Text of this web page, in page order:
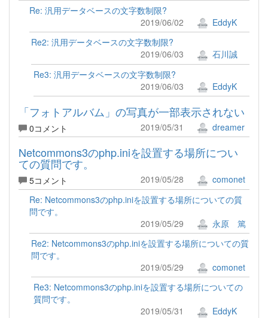
Re: 汎用データベースの文字数制限?
2019/06/02
EddyK
Re2: 汎用データベースの文字数制限?
2019/06/03
石川誠
Re3: 汎用データベースの文字数制限?
2019/06/03
EddyK
「フォトアルバム」の写真が一部表示されない
0コメント 2019/05/31 dreamer
Netcommons3のphp.iniを設置する場所につい
ての質問です。
5コメント 2019/05/28
comonet
Re: Netcommons3のphp.iniを設置する場所についての質
問です。
2019/05/29
永原 篤
Re2: Netcommons3のphp.iniを設置する場所についての質
問です。
2019/05/29
comonet
Re3: Netcommons3のphp.iniを設置する場所についての
質問です。
2019/05/31
EddyK